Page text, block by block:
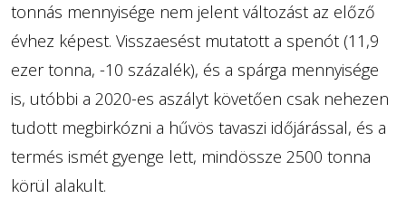
tonnás mennyisége nem jelent változást az előző
évhez képest. Visszaesést mutatott a spenót (11,9
ezer tonna, -10 százalék), és a spárga mennyisége
is, utóbbi a 2020-es aszályt követően csak nehezen
tudott megbirkózni a hűvös tavaszi időjárással, és a
termés ismét gyenge lett, mindössze 2500 tonna
körül alakult.